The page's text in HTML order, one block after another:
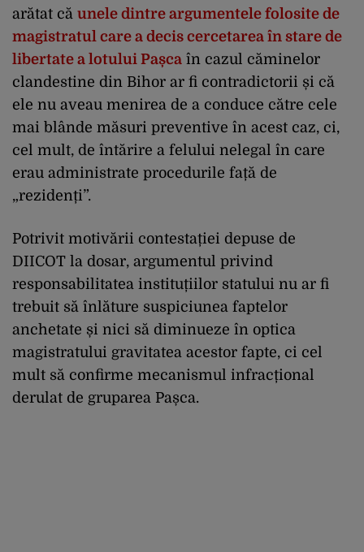
arătat că unele dintre argumentele folosite de
magistratul care a decis cercetarea în stare de
libertate a lotului Pașca în cazul căminelor
clandestine din Bihor ar fi contradictorii și că
ele nu aveau menirea de a conduce către cele
mai blânde măsuri preventive în acest caz, ci,
cel mult, de întărire a felului nelegal în care
erau administrate procedurile față de
„rezidenți”.
Potrivit motivării contestației depuse de
DIICOT la dosar, argumentul privind
responsabilitatea instituțiilor statului nu ar fi
trebuit să înlăture suspiciunea faptelor
anchetate și nici să diminueze în optica
magistratului gravitatea acestor fapte, ci cel
mult să confirme mecanismul infracțional
derulat de gruparea Pașca.